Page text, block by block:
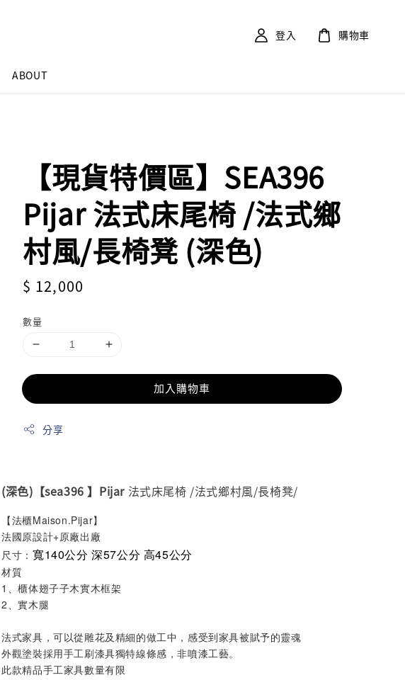
ABOUT
登入 購物車
【現貨特價區】SEA396
Pijar 法式床尾椅 /法式鄉
村風/長椅凳 (深色)
Regular
$ 12,000
數量
加入購物車
分享
(深色)【sea396 】Pijar 法式床尾椅 /法式鄉村風/長椅凳/
【法櫃Maison.Pijar】
法國原設計+原廠出廠
尺寸： 寬140公分 深57公分 高45公分
材質
1、櫃体翅子子木實木框架
2、實木腿
法式家具，可以從雕花及精細的做工中，感受到家具被賦予的靈魂
外觀塗裝採用手工刷漆具獨特線條感，非噴漆工藝。
此款精品手工家具數量有限